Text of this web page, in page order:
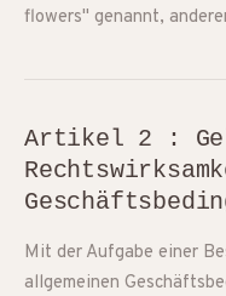
flowers" genannt,
Artikel 2 :
Mit der Aufgabe einer
allgemeinen